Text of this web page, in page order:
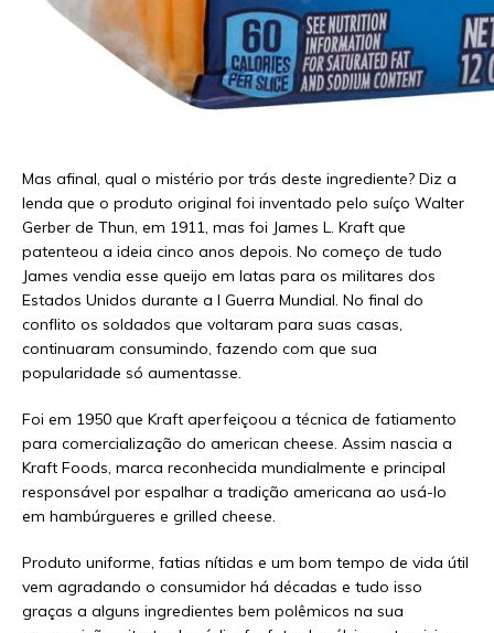
Mas afinal, qual o mistério por trás deste ingrediente? Diz a
lenda que o produto original foi inventado pelo suíço Walter
Gerber de Thun, em 1911, mas foi James L. Kraft que
patenteou a ideia cinco anos depois. No começo de tudo
James vendia esse queijo em latas para os militares dos
Estados Unidos durante a I Guerra Mundial. No final do
conflito os soldados que voltaram para suas casas,
continuaram consumindo, fazendo com que sua
popularidade só aumentasse.
Foi em 1950 que Kraft aperfeiçoou a técnica de fatiamento
para comercialização do american cheese. Assim nascia a
Kraft Foods, marca reconhecida mundialmente e principal
responsável por espalhar a tradição americana ao usá-lo
em hambúrgueres e grilled cheese.
Produto uniforme, fatias nítidas e um bom tempo de vida útil
vem agradando o consumidor há décadas e tudo isso
graças a alguns ingredientes bem polêmicos na sua